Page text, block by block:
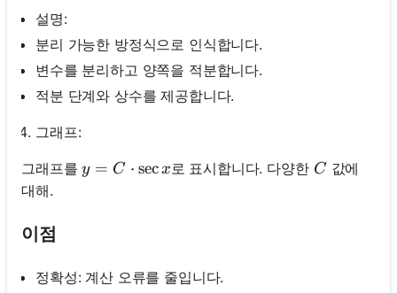
설명:
분리 가능한 방정식으로 인식합니다.
변수를 분리하고 양쪽을 적분합니다.
적분 단계와 상수를 제공합니다.
그래프:
그래프를y=C \cdot \sec x
y = C ⋅ secx 로 표시합니다. 다양한 C
C값에
대해.
이점
정확성: 계산 오류를 줄입니다.